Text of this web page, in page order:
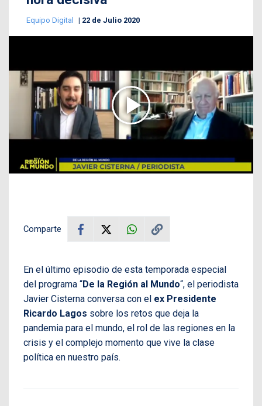
Equipo Digital 22 de Julio 2020
Comparte
En el último episodio de esta temporada especial
del programa “De la Región al Mundo“, el periodista
Javier Cisterna conversa con el ex Presidente
Ricardo Lagos sobre los retos que deja la
pandemia para el mundo, el rol de las regiones en la
crisis y el complejo momento que vive la clase
política en nuestro país.